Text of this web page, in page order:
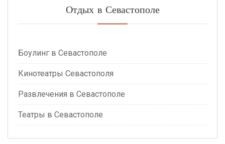
Отдых в Севастополе
Боулинг в Севастополе
Кинотеатры Севастополя
Развлечения в Севастополе
Театры в Севастополе